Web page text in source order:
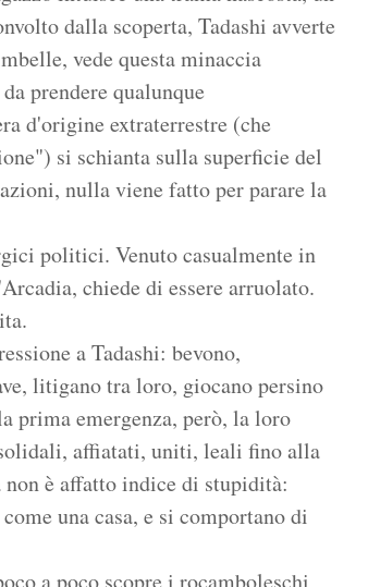
dalla scoperta, Tadashi avverte
vede questa minaccia
prendere qualunque
d'origine extraterrestre (che
si schianta sulla superficie del
nulla viene fatto per parare la
politici. Venuto casualmente in
chiede di essere arruolato.
a Tadashi: bevono,
litigano tra loro, giocano persino
prima emergenza, però, la loro
affiatati, uniti, leali fino alla
non è affatto indice di stupidità:
una casa, e si comportano di